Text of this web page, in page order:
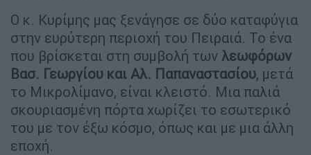
Ο κ. Κυρίμης μας ξενάγησε σε δύο καταφύγια
στην ευρύτερη περιοχή του Πειραιά. Το ένα
που βρίσκεται στη συμβολή των λεωφόρων
Βασ. Γεωργίου και Αλ. Παπαναστασίου, μετά
το Μικρολίμανο, είναι κλειστό. Μια παλιά
σκουριασμένη πόρτα χωρίζει το εσωτερικό
του με τον έξω κόσμο, όπως και με μια άλλη
εποχή.